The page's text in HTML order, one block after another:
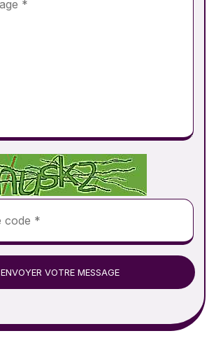
ENVOYER VOTRE MESSAGE